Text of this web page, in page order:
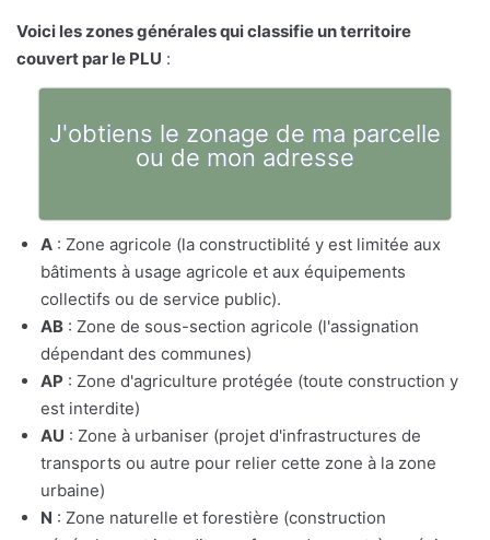
Voici les zones générales qui classifie un territoire
couvert par le PLU :
J'obtiens le zonage de ma parcelle
ou de mon adresse
A : Zone agricole (la constructiblité y est limitée aux
bâtiments à usage agricole et aux équipements
collectifs ou de service public).
AB : Zone de sous-section agricole (l'assignation
dépendant des communes)
AP : Zone d'agriculture protégée (toute construction y
est interdite)
AU : Zone à urbaniser (projet d'infrastructures de
transports ou autre pour relier cette zone à la zone
urbaine)
N : Zone naturelle et forestière (construction